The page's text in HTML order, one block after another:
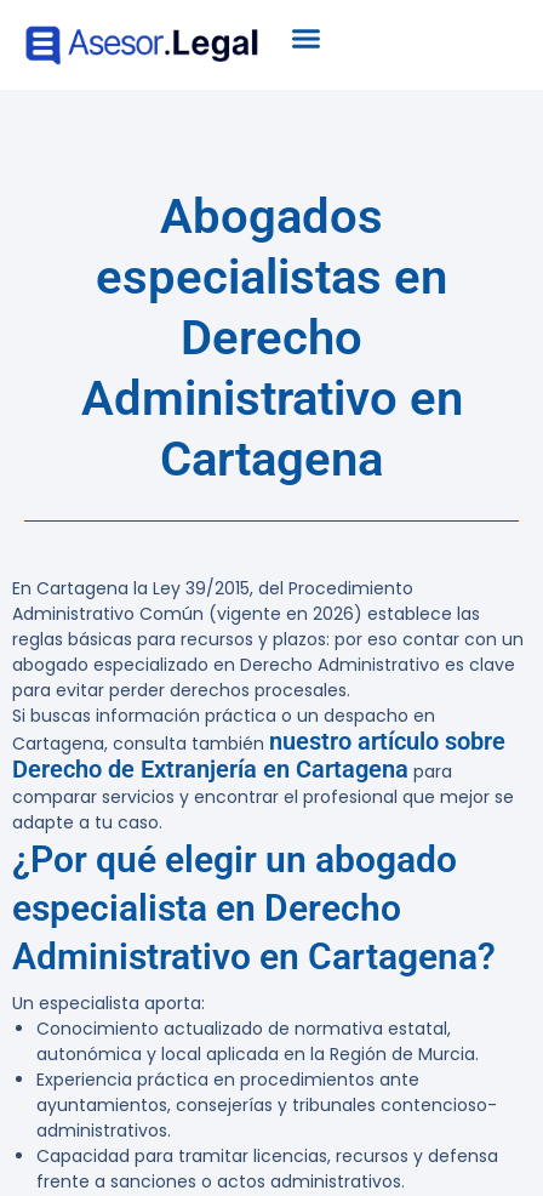
Abogados
especialistas en
Derecho
Administrativo en
Cartagena
En Cartagena la Ley 39/2015, del Procedimiento
Administrativo Común (vigente en 2026) establece las
reglas básicas para recursos y plazos: por eso contar con un
abogado especializado en Derecho Administrativo es clave
para evitar perder derechos procesales.
Si buscas información práctica o un despacho en
Cartagena, consulta también nuestro artículo sobre
Derecho de Extranjería en Cartagena para
comparar servicios y encontrar el profesional que mejor se
adapte a tu caso.
¿Por qué elegir un abogado
especialista en Derecho
Administrativo en Cartagena?
Un especialista aporta:
Conocimiento actualizado de normativa estatal,
autonómica y local aplicada en la Región de Murcia.
Experiencia práctica en procedimientos ante
ayuntamientos, consejerías y tribunales contencioso-
administrativos.
Capacidad para tramitar licencias, recursos y defensa
frente a sanciones o actos administrativos.